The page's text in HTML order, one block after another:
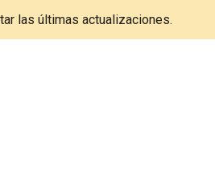
las últimas actualizaciones.